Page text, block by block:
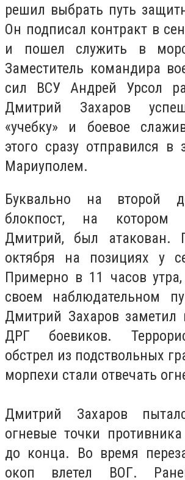
решил выбрать путь
Он подписал контракт в
и пошел служить в
Заместитель командира
сил ВСУ Андрей Урсол
Дмитрий Захаров
«учебку» и боевое
этого сразу отправился в
Мариуполем.
Буквально на второй
блокпост, на котором
Дмитрий, был атакован.
октября на позициях у
Примерно в 11 часов
своем наблюдательном
Дмитрий Захаров заметил
ДРГ боевиков.
обстрел из подствольных
морпехи стали отвечать
Дмитрий Захаров
огневые точки
до конца. Во время
окоп влетел ВОГ.